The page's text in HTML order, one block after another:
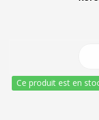
Ce produit est en